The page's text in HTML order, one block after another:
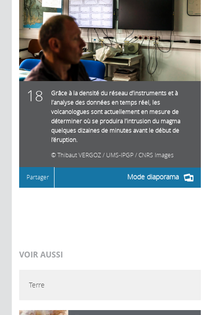
18
Grâce à la densité du réseau d’instruments et à
l’analyse des données en temps réel, les
volcanologues sont actuellement en mesure de
déterminer où se produira l’intrusion du magma
quelques dizaines de minutes avant le début de
l’éruption.
Thibaut VERGOZ / UMS-IPGP / CNRS Images
Mode diaporama
Partager
VOIR AUSSI
Terre